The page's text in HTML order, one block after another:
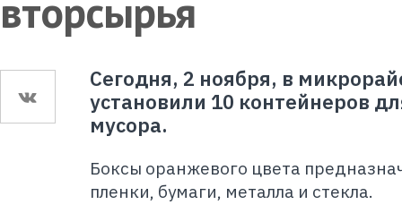
вторсырья
Сегодня, 2 ноября, в
установили 10 контейнеров
мусора.
Боксы оранжевого цвета
пленки, бумаги, металла и стекла.